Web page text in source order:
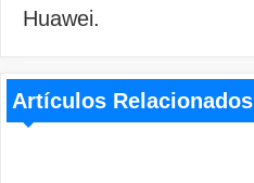
Huawei.
Artículos Relacionados